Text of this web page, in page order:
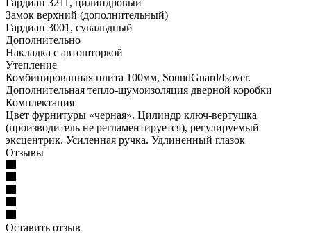
Замок верхний (дополнительный)
Гардиан 3001, сувальдный
Дополнительно
Накладка с автошторкой
Утепление
Комбинированная плита 100мм, SoundGuard/Isover.
Дополнительная тепло-шумоизоляция дверной коробки
Комплектация
Цвет фурнитуры «черная». Цилиндр ключ-вертушка
(производитель не регламентируется), регулируемый
эксцентрик. Усиленная ручка. Удлиненный глазок
Отзывы
Оставить отзыв